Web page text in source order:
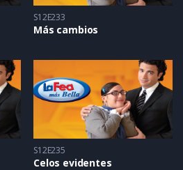
S12E233
Más cambios
S12E235
Celos evidentes